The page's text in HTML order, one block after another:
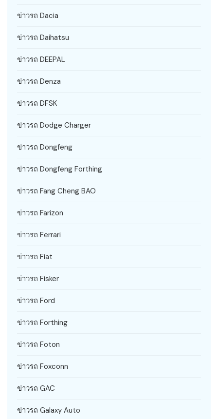
ข่าวรถ Dacia
ข่าวรถ Daihatsu
ข่าวรถ DEEPAL
ข่าวรถ Denza
ข่าวรถ DFSK
ข่าวรถ Dodge Charger
ข่าวรถ Dongfeng
ข่าวรถ Dongfeng Forthing
ข่าวรถ Fang Cheng BAO
ข่าวรถ Farizon
ข่าวรถ Ferrari
ข่าวรถ Fiat
ข่าวรถ Fisker
ข่าวรถ Ford
ข่าวรถ Forthing
ข่าวรถ Foton
ข่าวรถ Foxconn
ข่าวรถ GAC
ข่าวรถ Galaxy Auto